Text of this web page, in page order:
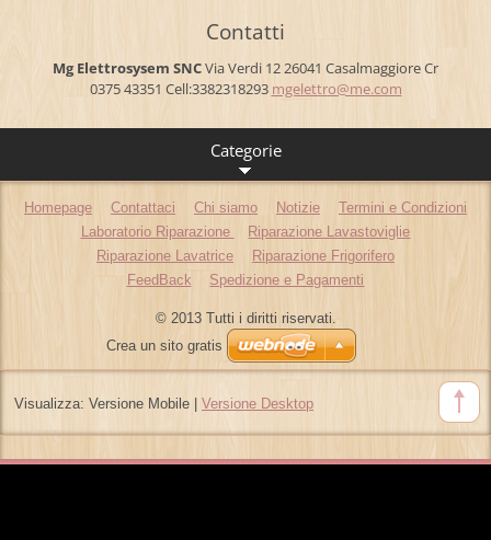
Contatti
Mg Elettrosysem SNCVia Verdi 12 26041 Casalmaggiore Cr
0375 43351 Cell:3382318293 mgelettro@me.com
Categorie
Homepage Contattaci Chi siamo Notizie
Termini e Condizioni
Laboratorio Riparazione
Riparazione Lavastoviglie
Riparazione Lavatrice
Riparazione Frigorifero
FeedBack
Spedizione e Pagamenti
© 2013 Tutti i diritti riservati.
Crea un sito gratis
Visualizza: Versione Mobile| Versione Desktop